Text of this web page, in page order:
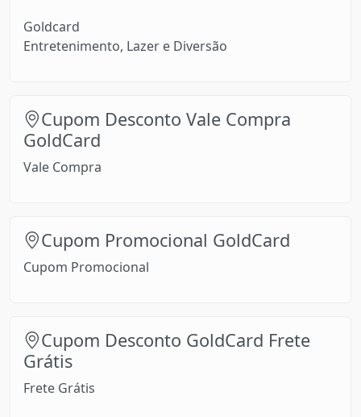
Goldcard
Entretenimento, Lazer e Diversão
Cupom Desconto Vale Compra
GoldCard
Vale Compra
Cupom Promocional GoldCard
Cupom Promocional
Cupom Desconto GoldCard Frete
Grátis
Frete Grátis